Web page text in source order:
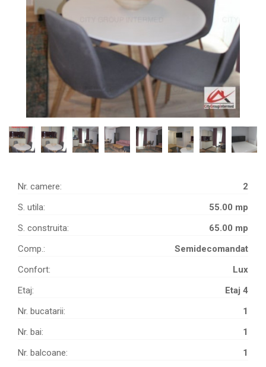
Nr. camere:
2
S. utila:
55.00 mp
S. construita:
65.00 mp
Comp.:
Semidecomandat
Confort:
Lux
Etaj:
Etaj 4
Nr. bucatarii:
1
Nr. bai:
1
Nr. balcoane:
1